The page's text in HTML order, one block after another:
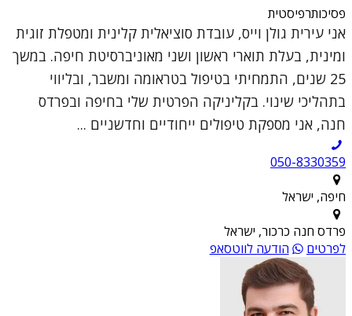
פסיכותרפיסטית
אני עירית גולן וייס, עובדת סוציאלית קלינית ומטפלת זוגית
ומינית, בעלת תוארי ראשון ושני מאוניברסיטת חיפה. במשך
25 שנים, התמחיתי בטיפול בטראומה ומשבר, ובליווי
בתהליכי שינוי. בקליניקה הפרטית שלי בחיפה ובפרדס
חנה, אני מספקת טיפולים ייחודיים וחדשניים ...
050-8330359
חיפה, ישראל
פרדס חנה כרכור, ישראל
לפרטים
הודעה לווטסאפ